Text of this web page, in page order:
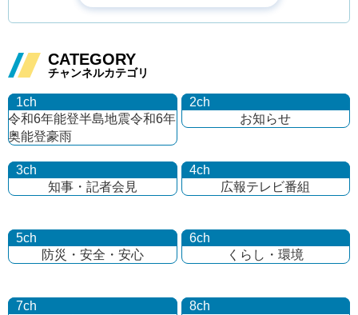
CATEGORY
チャンネルカテゴリ
1ch
令和6年能登半島地震令和6年
奥能登豪雨
2ch
お知らせ
3ch
知事・記者会見
4ch
広報テレビ番組
5ch
防災・安全・安心
6ch
くらし・環境
7ch
8ch